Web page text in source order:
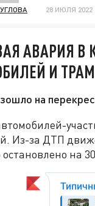
28 ИЮЛЯ 2022
АВАРИЯ В
И
на
Из-за ДТП
на